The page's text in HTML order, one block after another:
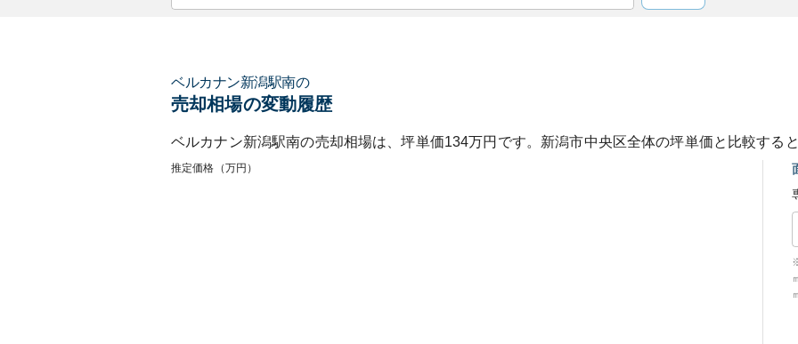
ベルカナン新潟駅南の
売却相場の変動履歴
ベルカナン新潟駅南の売却相場は、坪単価134万円です。 新潟市中央区全体の坪単価と比較する
推定価格（万円）